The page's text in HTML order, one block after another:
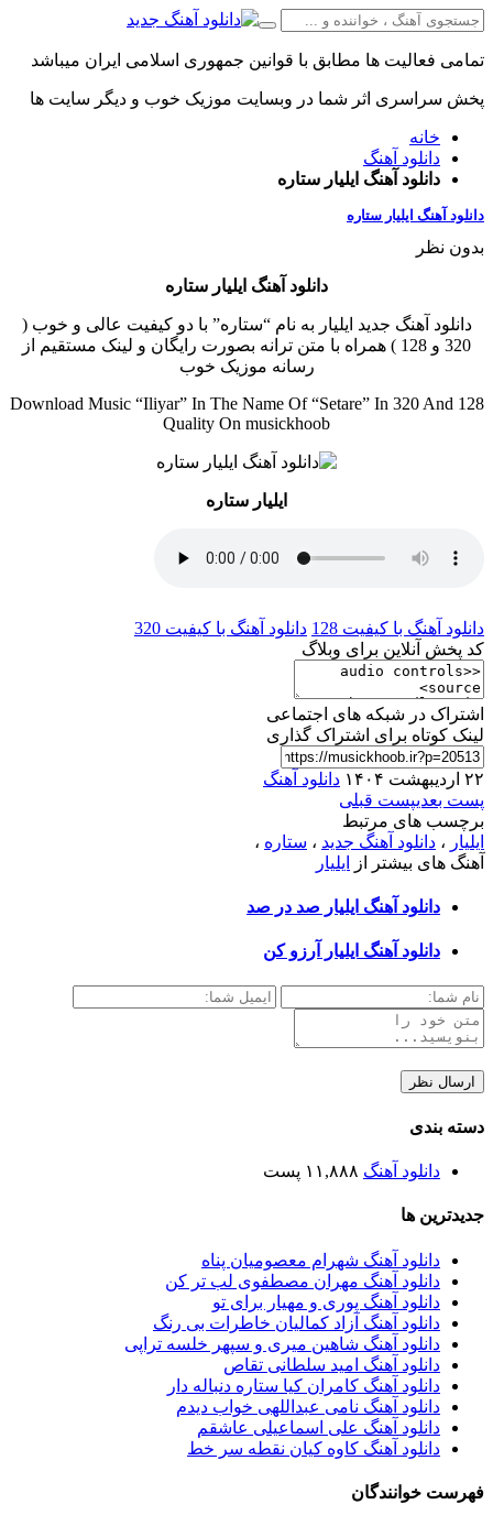
تمامی فعالیت ها مطابق با قوانین جمهوری اسلامی ایران میباشد
پخش سراسری اثر شما در وبسایت موزیک خوب و دیگر سایت ها
خانه
دانلود آهنگ
دانلود آهنگ ایلیار ستاره
دانلود آهنگ ایلیار ستاره
بدون نظر
دانلود آهنگ ایلیار ستاره
دانلود آهنگ جدید ایلیار به نام “ستاره” با دو کیفیت عالی و خوب (
320 و 128 ) همراه با متن ترانه بصورت رایگان و لینک مستقیم از
رسانه موزیک خوب
Download Music “Iliyar” In The Name Of “Setare” In 320 And 128
Quality On musickhoob
ایلیار ستاره
دانلود آهنگ با کیفیت 128
دانلود آهنگ با کیفیت 320
کد پخش آنلاین برای وبلاگ
اشتراک در شبکه های اجتماعی
لینک کوتاه برای اشتراک گذاری
۲۲ اردیبهشت ۱۴۰۴
دانلود آهنگ
پست بعدیپست قبلی
برچسب های مرتبط
ایلیار ، دانلود آهنگ جدید ، ستاره ،
آهنگ های بیشتر از
ایلیار
دانلود آهنگ ایلیار صد در صد
دانلود آهنگ ایلیار آرزو کن
دسته بندی
دانلود آهنگ ۱۱,۸۸۸ پست
جدیدترین ها
دانلود آهنگ شهرام معصومیان پناه
دانلود آهنگ مهران مصطفوی لب تر کن
دانلود آهنگ پوری و مهیار برای تو
دانلود آهنگ آزاد کمالیان خاطرات بی رنگ
دانلود آهنگ شاهین میری و سپهر خلسه تراپی
دانلود آهنگ امید سلطانی تقاص
دانلود آهنگ کامران کیا ستاره دنباله دار
دانلود آهنگ نامی عبداللهی خواب دیدم
دانلود آهنگ علی اسماعیلی عاشقم
دانلود آهنگ کاوه کیان نقطه سر خط
فهرست خوانندگان